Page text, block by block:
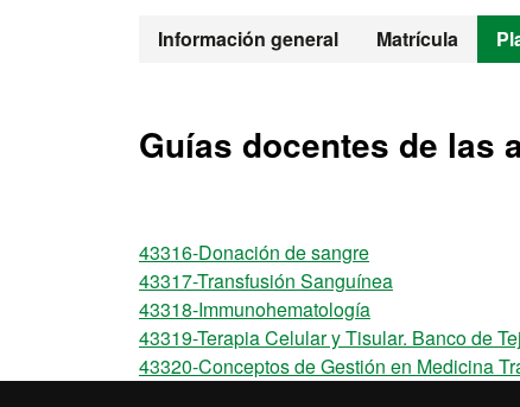
Información general Matrícula
Máster
Guías docentes de las
43316-Donación de sangre
43317-Transfusión Sanguínea
43318-Immunohematología
43319-Terapia Celular y Tisular. Banco de
43320-Conceptos de Gestión en Medicina